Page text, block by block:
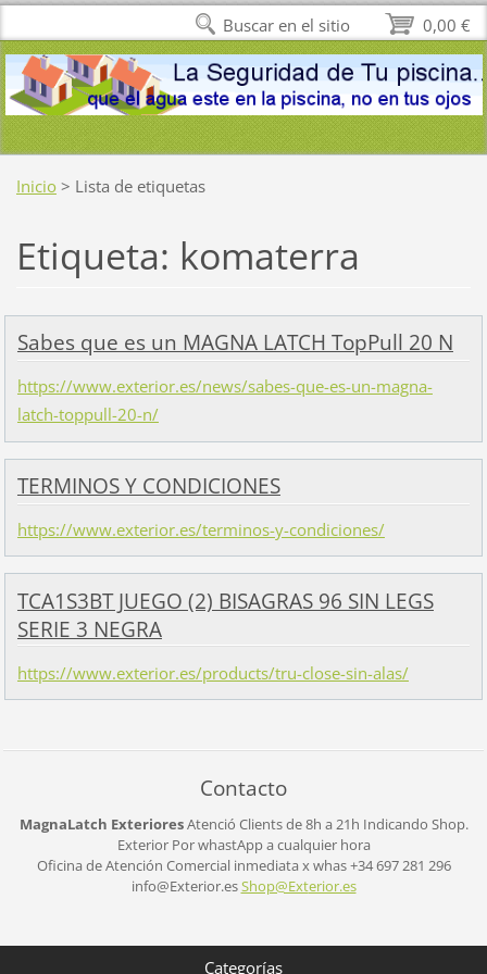
Inicio > Lista de etiquetas
Etiqueta: komaterra
Sabes que es un MAGNA LATCH TopPull 20 N
https://www.exterior.es/news/sabes-que-es-un-magna-
latch-toppull-20-n/
TERMINOS Y CONDICIONES
https://www.exterior.es/terminos-y-condiciones/
TCA1S3BT JUEGO (2) BISAGRAS 96 SIN LEGS
SERIE 3 NEGRA
https://www.exterior.es/products/tru-close-sin-alas/
Contacto
MagnaLatch ExterioresAtenció Clients de 8h a 21h Indicando Shop.
Exterior Por whastApp a cualquier hora
Oficina de Atención Comercial inmediata x whas +34 697 281 296
info@Exterior.esShop@Exterior.es
Categorías
0,00 €
Buscar en el sitio